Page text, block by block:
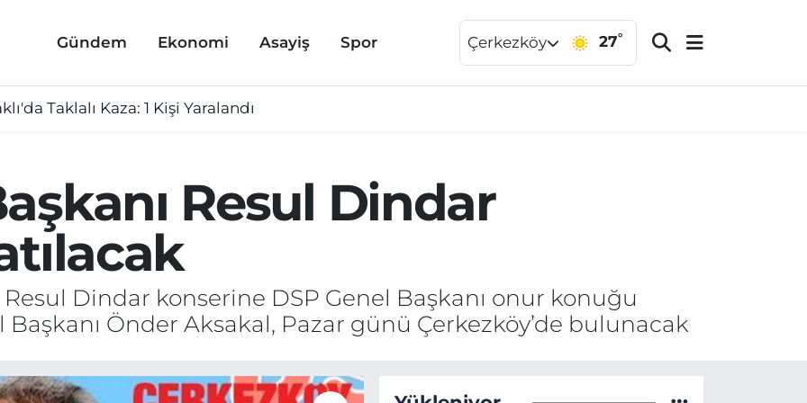
Gündem Ekonomi Asayiş Spor Çerkezköy 27°
Taklalı Kaza: 1 Kişi Yaralandı
Resul Dindar
Dindar konserine DSP Genel Başkanı onur konuğu
Başkanı Önder Aksakal, Pazar günü Çerkezköy’de bulunacak